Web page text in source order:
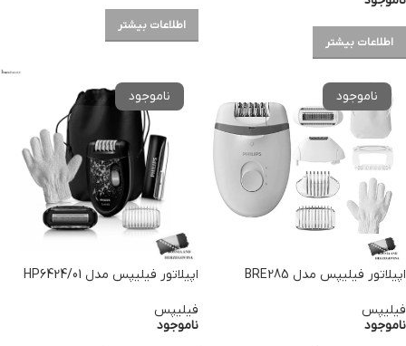
اطلاعات بیشتر
اطلاعات بیشتر
اپیلاتور فیلیپس مدل BRE285
فیلیپس
ناموجود
اپیلاتور فیلیپس مدل HP6424/01
فیلیپس
ناموجود